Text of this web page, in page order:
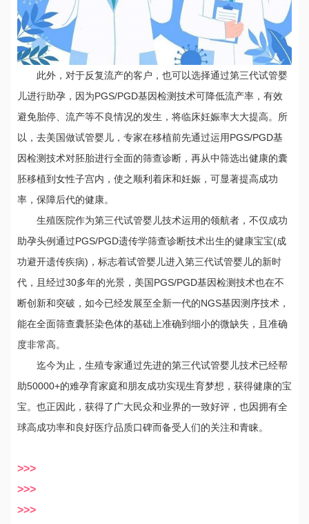
此外，对于反复流产的客户，也可以选择通过第三代试管婴
儿进行助孕，因为PGS/PGD基因检测技术可降低流产率，有效
避免胎停、流产等不良情况的发生，将临床妊娠率大大提高。所
以，去美国做试管婴儿，专家在移植前先通过运用PGS/PGD基
因检测技术对胚胎进行全面的筛查诊断，再从中筛选出健康的囊
胚移植到女性子宫内，使之顺利着床和妊娠，可显著提高成功
率，保障后代的健康。
生殖医院作为第三代试管婴儿技术运用的领航者，不仅成功
助孕头例通过PGS/PGD遗传学筛查诊断技术出生的健康宝宝(成
功避开遗传疾病)，标志着试管婴儿进入第三代试管婴儿的新时
代，且经过30多年的光景，美国PGS/PGD基因检测技术也在不
断创新和突破，如今已经发展至全新一代的NGS基因测序技术，
能在全面筛查囊胚染色体的基础上准确到细小的微缺失，且准确
度非常高。
迄今为止，生殖专家通过先进的第三代试管婴儿技术已经帮
助50000+的难孕育家庭和朋友成功实现生育梦想，获得健康的宝
宝。也正因此，获得了广大民众和业界的一致好评，也因拥有全
球高成功率和良好医疗品质口碑而备受人们的关注和青睐。
>>>
>>>
>>>